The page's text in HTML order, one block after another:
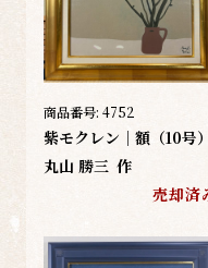
商品番号: 4752
紫モクレン｜額（10号）
丸山 勝三 作
売却済